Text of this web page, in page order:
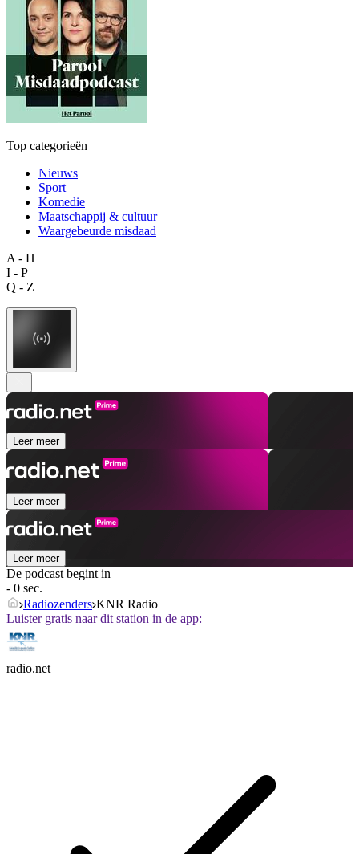
Top categorieën
Nieuws
Sport
Komedie
Maatschappij & cultuur
Waargebeurde misdaad
A - H
I - P
Q - Z
Leer meer
Leer meer
Leer meer
De podcast begint in
- 0 sec.
Radiozenders KNR Radio
Luister gratis naar dit station in de app:
radio.net